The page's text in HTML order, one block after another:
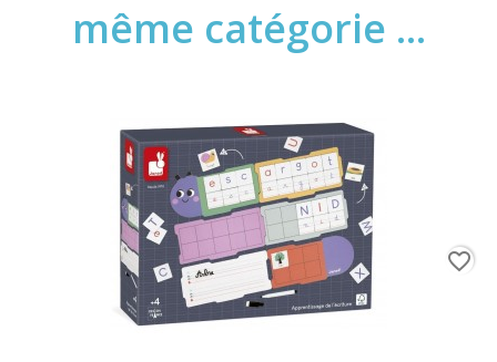
même catégorie ...
favorite_border